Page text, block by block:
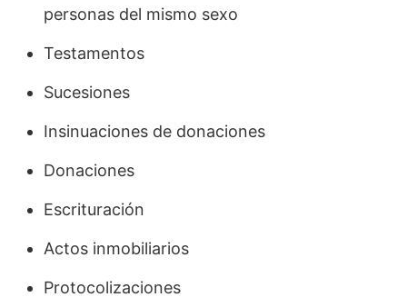
personas del mismo sexo
Testamentos
Sucesiones
Insinuaciones de donaciones
Donaciones
Escrituración
Actos inmobiliarios
Protocolizaciones